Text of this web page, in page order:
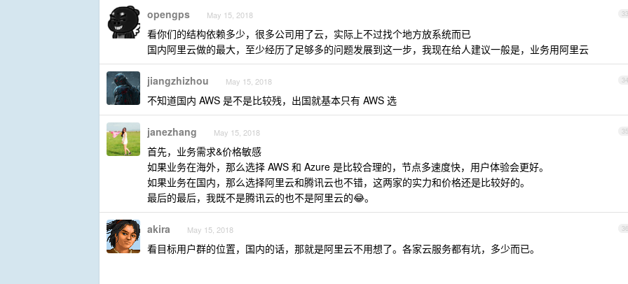
33
opengps May 15, 2018
看你们的结构依赖多少，很多公司用了云，实际上不过找个地方放系统而已
国内阿里云做的最大，至少经历了足够多的问题发展到这一步，我现在给人建议一般是，业务用阿里云
34
jiangzhizhou May 15, 2018
不知道国内 AWS 是不是比较残，出国就基本只有 AWS 选
35
janezhang May 15, 2018
首先，业务需求&价格敏感
如果业务在海外，那么选择 AWS 和 Azure 是比较合理的，节点多速度快，用户体验会更好。
如果业务在国内，那么选择阿里云和腾讯云也不错，这两家的实力和价格还是比较好的。
最后的最后，我既不是腾讯云的也不是阿里云的😂。
36
akira May 15, 2018
看目标用户群的位置，国内的话，那就是阿里云不用想了。各家云服务都有坑，多少而已。